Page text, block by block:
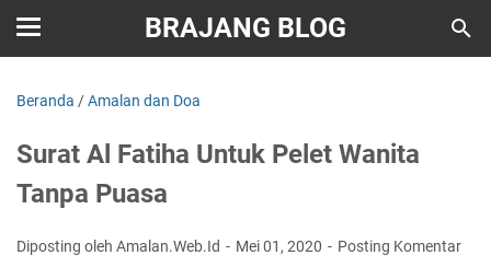
BRAJANG BLOG
Beranda /Amalan dan Doa
Surat Al Fatiha Untuk Pelet Wanita
Tanpa Puasa
Diposting oleh Amalan.Web.Id Mei 01, 2020 Posting Komentar